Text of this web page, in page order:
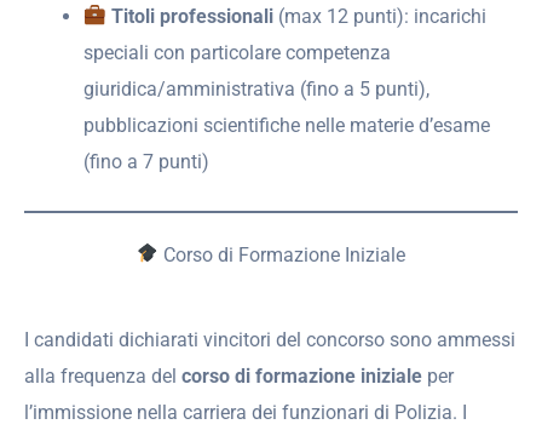
Titoli professionali(max 12 punti): incarichi
speciali con particolare competenza
giuridica/amministrativa (fino a 5 punti),
pubblicazioni scientifiche nelle materie d’esame
(fino a 7 punti)
Corso di Formazione Iniziale
I candidati dichiarati vincitori del concorso sono ammessi
alla frequenza del corso di formazione iniziale per
l’immissione nella carriera dei funzionari di Polizia. I